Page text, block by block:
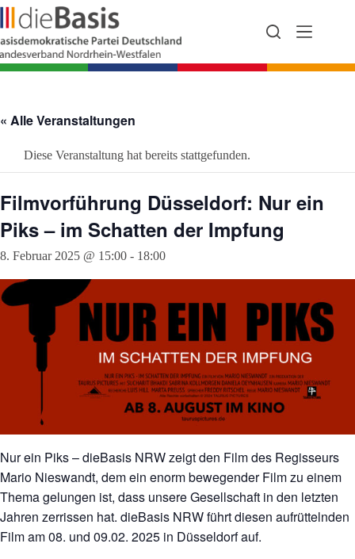
Zum
Inhalt
springen
« Alle Veranstaltungen
Diese Veranstaltung hat bereits stattgefunden.
Filmvorführung Düsseldorf: Nur ein
Piks – im Schatten der Impfung
8. Februar 2025 @ 15:00 - 18:00
Nur ein Piks – dieBasis NRW zeigt den Film des Regisseurs
Mario Nieswandt, dem ein enorm bewegender Film zu einem
Thema gelungen ist, dass unsere Gesellschaft in den letzten
Jahren zerrissen hat. dieBasis NRW führt diesen aufrüttelnden
Film am 08. und 09.02. 2025 in Düsseldorf auf.